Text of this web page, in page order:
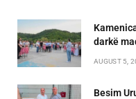
darkë
AUGUST 5,
Besim